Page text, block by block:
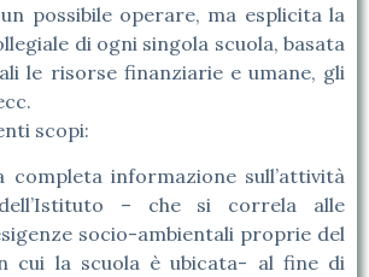
possibile operare, ma esplicita la
di ogni singola scuola, basata
le risorse finanziarie e umane, gli
scopi:
completa informazione sull’attività
– che si correla alle
socio-ambientali proprie del
cui la scuola è ubicata- al fine di